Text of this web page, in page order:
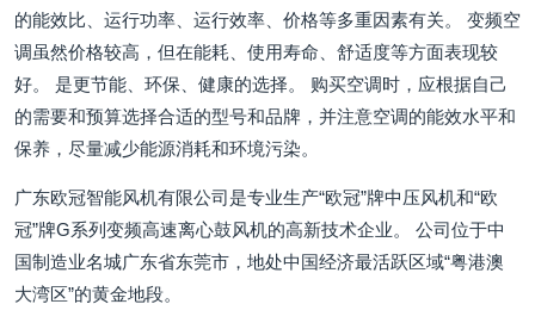
的能效比、运行功率、运行效率、价格等多重因素有关。 变频空
调虽然价格较高，但在能耗、使用寿命、舒适度等方面表现较
好。 是更节能、环保、健康的选择。 购买空调时，应根据自己
的需要和预算选择合适的型号和品牌，并注意空调的能效水平和
保养，尽量减少能源消耗和环境污染。
广东欧冠智能风机有限公司是专业生产“欧冠”牌中压风机和“欧
冠”牌G系列变频高速离心鼓风机的高新技术企业。 公司位于中
国制造业名城广东省东莞市，地处中国经济最活跃区域“粤港澳
大湾区”的黄金地段。